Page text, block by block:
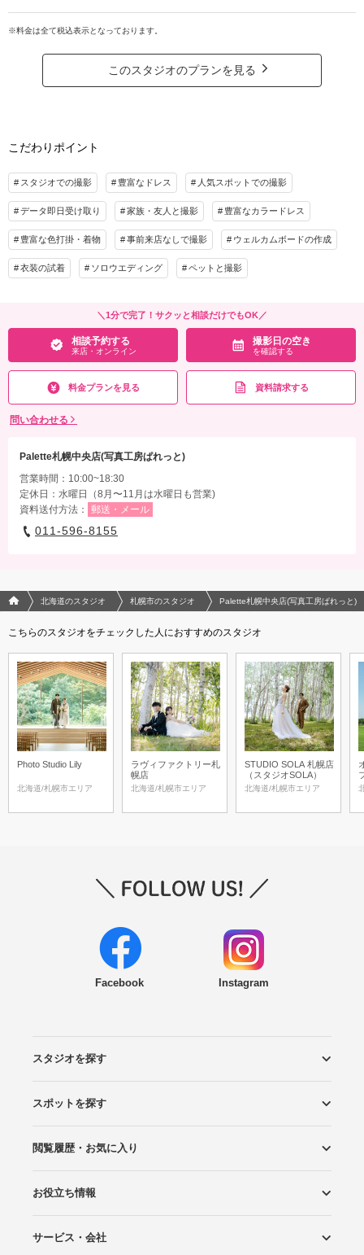
ヘアメイク
アートブーケ・Yシャツレンタル・シューズレンタル
相談予約する
来店・オンライン
撮影日の空き
を確認する
オリジナルアクリルスタンドプレゼント中！お衣装2着にヘアメイク付きでロケ
ーションもスタジオも両方撮影できる充実プラン！
・衣装各1着
・スタジオ撮影
10％OFF適用146,520円(税込)
プラン詳細
着付け ヘアメイク
会食
家族と撮影 ペットと撮影
その他含むもの
移動費・アテンド・アートブーケレンタル・Yシャツレンタル・シューズレンタル・
来店・オンライン
※料金は全て税込表示となっております。
このスタジオのプランを見る
こだわりポイント
スタジオでの撮影 豊富なドレス 人気スポットでの撮影
データ即日受け取り 家族・友人と撮影 豊富なカラードレス
豊富な色打掛・着物 事前来店なしで撮影 ウェルカムボードの作成
衣装の試着 ソロウエディング ペットと撮影
＼1分で完了！サクッと相談だけでもOK／
相談予約する
来店・オンライン
撮影日の空き
を確認する
料金プランを見る 資料請求する
問い合わせる
Palette札幌中央店(写真工房ぱれっと)
営業時間：10:00~18:30
定休日：水曜日（8月〜11月は水曜日も営業)
資料送付方法：
郵送・メール
011-596-8155
フォトウエディング/結婚写真のPhotorait ホーム
北海道のスタジオ 札幌市のスタジオ Palette札幌中央店(写真工房ぱれっと)
こちらのスタジオをチェックした人におすすめのスタジオ
Photo Studio Lily
北海道/札幌市エリア
ラヴィファクトリー札
幌店
北海道/札幌市エリア
STUDIO SOLA 札幌店
（スタジオSOLA）
北海道/札幌市エリア
Facebook Instagram
スタジオを探す
エリアから探す
こだわりから探す
NEW PHOTO STYLE
プランから探す
フォトタイプ診断
フォトグラファーから探す
国内リゾートから探す
スポットを探す
ロケーションから探す
スタジオから探す
閲覧履歴・お気に入り
閲覧スタジオ
お気に入り
お役立ち情報
Wedding Photo マガジン
はじめてガイド
サービス・会社